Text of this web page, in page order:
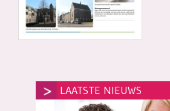
LAATSTE NIEUWS